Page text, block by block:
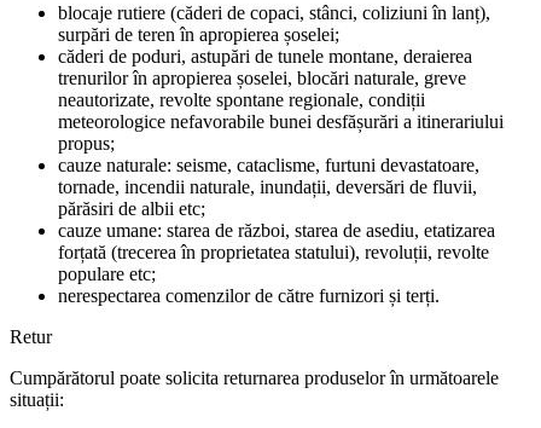
blocaje rutiere (căderi de copaci, stânci, coliziuni în lanț),
surpări de teren în apropierea șoselei;
căderi de poduri, astupări de tunele montane, deraierea
trenurilor în apropierea șoselei, blocări naturale, greve
neautorizate, revolte spontane regionale, condiții
meteorologice nefavorabile bunei desfășurări a itinerariului
propus;
cauze naturale: seisme, cataclisme, furtuni devastatoare,
tornade, incendii naturale, inundații, deversări de fluvii,
părăsiri de albii etc;
cauze umane: starea de război, starea de asediu, etatizarea
forțată (trecerea în proprietatea statului), revoluții, revolte
populare etc;
nerespectarea comenzilor de către furnizori și terți.
Retur
Cumpărătorul poate solicita returnarea produselor în următoarele
situații: